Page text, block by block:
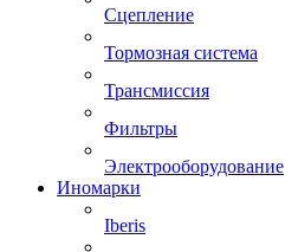
Сцепление
Тормозная система
Трансмиссия
Фильтры
Электрооборудование
Иномарки
Iberis